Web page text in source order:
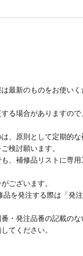
最新のものをお使いく
る場合がありますので
、原則として定期的な
検討願います。
、補修品リストに専用
ございます。
品を発注する際は「発
・発注品番の記載のな
てください。